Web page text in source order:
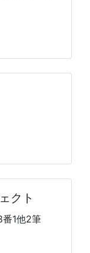
クト
1他2筆